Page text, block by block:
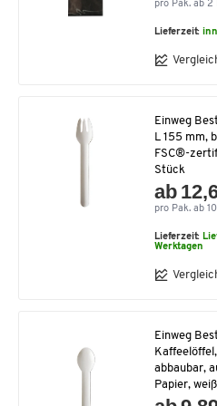
pro Pak. ab 2
Lieferzeit:
Einweg
L 155 mm,
FSC®-
Stück
ab
pro Pak. ab
Lieferzeit:
Werktagen
Einweg
abbaubar,
Papier,